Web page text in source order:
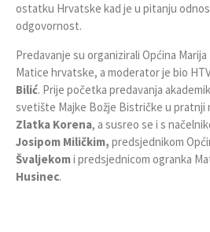
ostatku Hrvatske kad je u pitanju
odgovornost.
Predavanje su organizirali Općina
Matice hrvatske, a moderator je bio
Bilić. Prije početka predavanja
svetište Majke Božje Bistričke u pratnji
Zlatka Korena, a susreo se i s
Josipom Miličkim, predsjednikom
Švaljekomi predsjednicom ogranka
Husinec.